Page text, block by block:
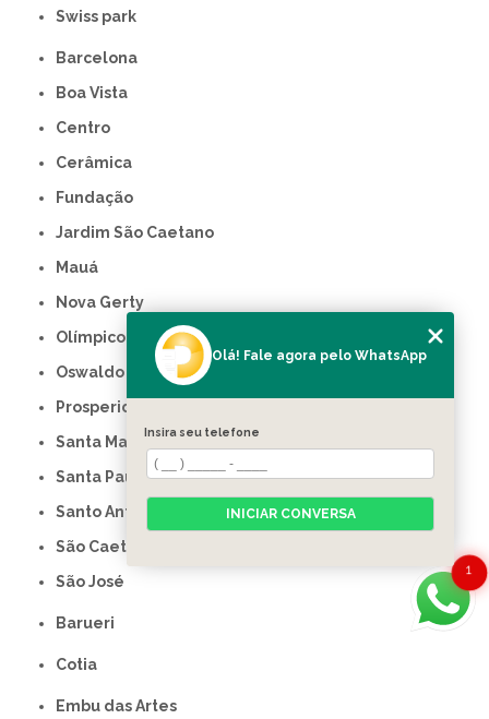
swiss park
Barcelona
Boa Vista
Centro
Cerâmica
Fundação
Jardim São Caetano
Mauá
Nova Gerty
Olímpico
Oswaldo Cruz
Prosperidade
Santa Maria
Santa Paula
Santo Antônio
São Caetano do Sul
São José
Barueri
Cotia
Embu das Artes
1
Olá! Fale agora pelo WhatsApp
Insira seu telefone
INICIAR CONVERSA